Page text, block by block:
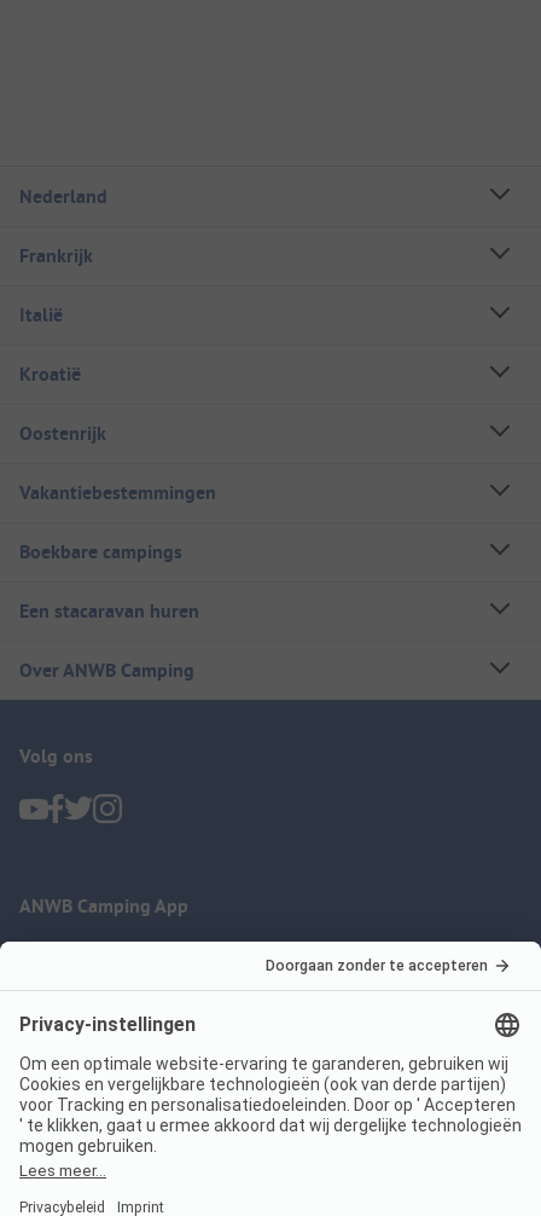
Nederland
Frankrijk
Italië
Kroatië
Oostenrijk
Vakantiebestemmingen
Boekbare campings
Een stacaravan huren
Over ANWB Camping
Volg ons
ANWB Camping App
Imprint
Jouw privacy
Voorwaarden
Wet digitale diensten